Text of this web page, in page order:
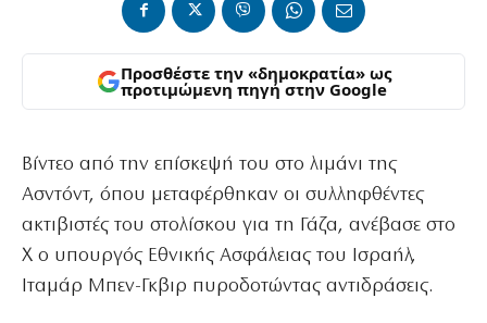
Προσθέστε την «δημοκρατία» ως
προτιμώμενη πηγή στην Google
Βίντεο από την επίσκεψή του στο λιμάνι της
Ασντόντ, όπου μεταφέρθηκαν οι συλληφθέντες
ακτιβιστές του στολίσκου για τη Γάζα, ανέβασε στο
Χ ο υπουργός Εθνικής Ασφάλειας του Ισραήλ,
Ιταμάρ Μπεν-Γκβιρ πυροδοτώντας αντιδράσεις.